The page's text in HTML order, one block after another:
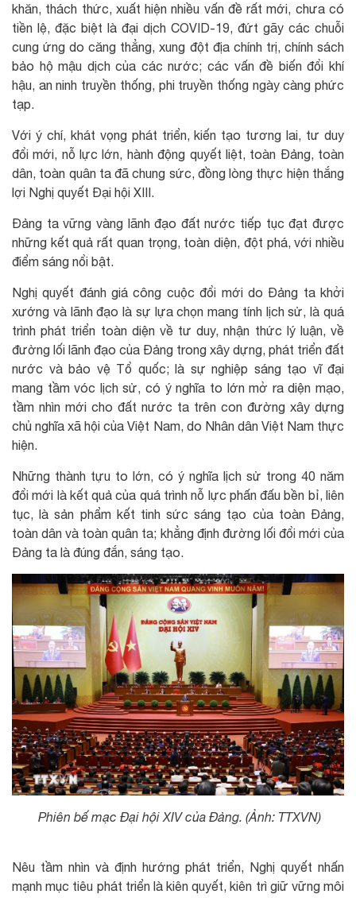
khăn, thách thức, xuất hiện nhiều vấn đề rất mới, chưa có
tiền lệ, đặc biệt là đại dịch COVID-19, đứt gãy các chuỗi
cung ứng do căng thẳng, xung đột địa chính trị, chính sách
bảo hộ mậu dịch của các nước; các vấn đề biến đổi khí
hậu, an ninh truyền thống, phi truyền thống ngày càng phức
tạp.
Với ý chí, khát vọng phát triển, kiến tạo tương lai, tư duy
đổi mới, nỗ lực lớn, hành động quyết liệt, toàn Đảng, toàn
dân, toàn quân ta đã chung sức, đồng lòng thực hiện thắng
lợi Nghị quyết Đại hội XIII.
Đảng ta vững vàng lãnh đạo đất nước tiếp tục đạt được
những kết quả rất quan trọng, toàn diện, đột phá, với nhiều
điểm sáng nổi bật.
Nghị quyết đánh giá công cuộc đổi mới do Đảng ta khởi
xướng và lãnh đạo là sự lựa chọn mang tính lịch sử, là quá
trình phát triển toàn diện về tư duy, nhận thức lý luận, về
đường lối lãnh đạo của Đảng trong xây dựng, phát triển đất
nước và bảo vệ Tổ quốc; là sự nghiệp sáng tạo vĩ đại
mang tầm vóc lịch sử, có ý nghĩa to lớn mở ra diện mạo,
tầm nhìn mới cho đất nước ta trên con đường xây dựng
chủ nghĩa xã hội của Việt Nam, do Nhân dân Việt Nam thực
hiện.
Những thành tựu to lớn, có ý nghĩa lịch sử trong 40 năm
đổi mới là kết quả của quá trình nỗ lực phấn đấu bền bỉ, liên
tục, là sản phẩm kết tinh sức sáng tạo của toàn Đảng,
toàn dân và toàn quân ta; khẳng định đường lối đổi mới của
Đảng ta là đúng đắn, sáng tạo.
Phiên bế mạc Đại hội XIV của Đảng. (Ảnh: TTXVN)
Nêu tầm nhìn và định hướng phát triển, Nghị quyết nhấn
mạnh mục tiêu phát triển là kiên quyết, kiên trì giữ vững môi